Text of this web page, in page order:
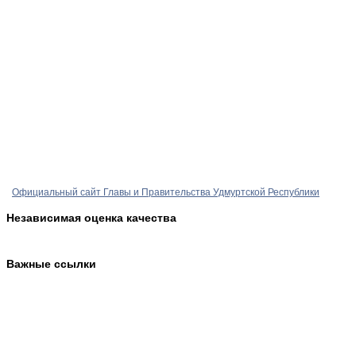
Официальный сайт Главы и Правительства Удмуртской Республики
Независимая оценка качества
Важные ссылки